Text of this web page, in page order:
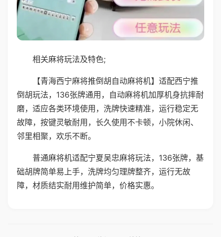
相关麻将玩法及特色;
【青海西宁麻将推倒胡自动麻将机】适配西宁推
倒胡玩法，136张牌通用，自动麻将机加厚机身抗摔耐
磨，适应各类环境使用，洗牌快速精准，运行稳定无
故障，按键灵敏耐用，长久使用不卡顿，小院休闲、
邻里相聚，欢乐不断。
普通麻将机适配宁夏吴忠麻将玩法，136张牌，基
础胡牌简单易上手，洗牌均匀理牌整齐，运行无故
障，材质结实耐用维护简单，价格实惠。